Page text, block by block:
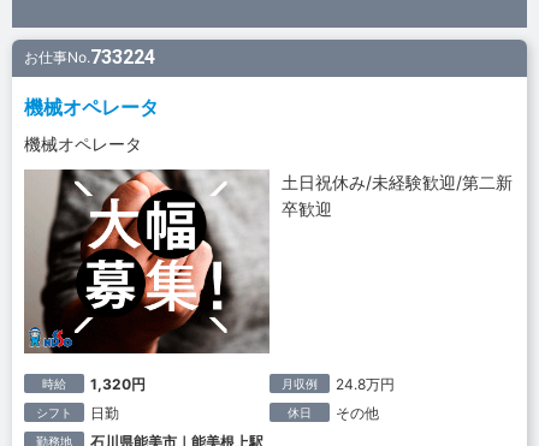
お仕事No.733224
機械オペレータ
機械オペレータ
土日祝休み/未経験歓迎/第二新
卒歓迎
時給 1,320円 月収例 24.8万円
シフト 日勤 休日 その他
勤務地 石川県能美市｜能美根上駅